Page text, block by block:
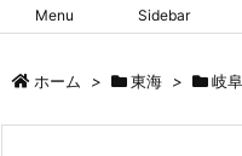
Menu Sidebar
ホーム > 東海 > 岐